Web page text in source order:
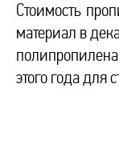
Стоимость
материал в
этого года для